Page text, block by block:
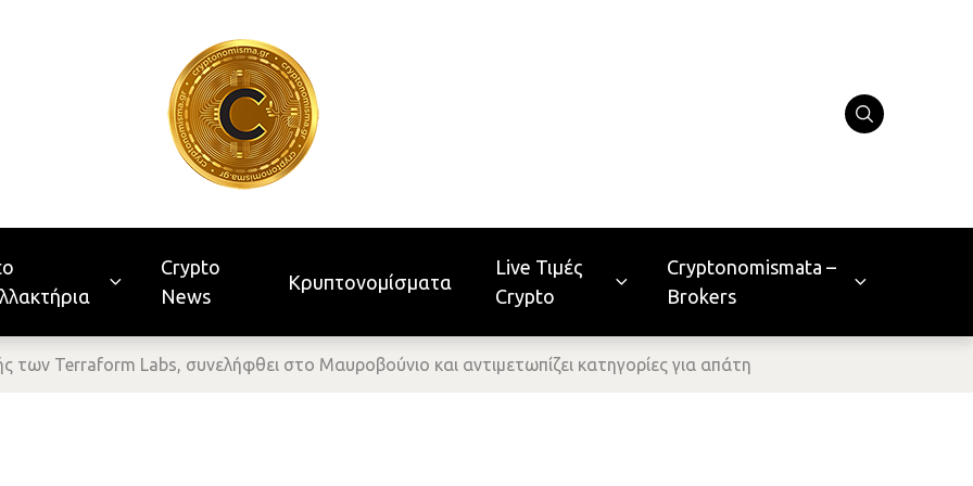
Crypto
News
Κρυπτονομίσματα
Live Τιμές
Crypto
Cryptonomismata –
Brokers
των Terraform Labs, συνελήφθει στο Μαυροβούνιο και αντιμετωπίζει κατηγορίες για απάτη